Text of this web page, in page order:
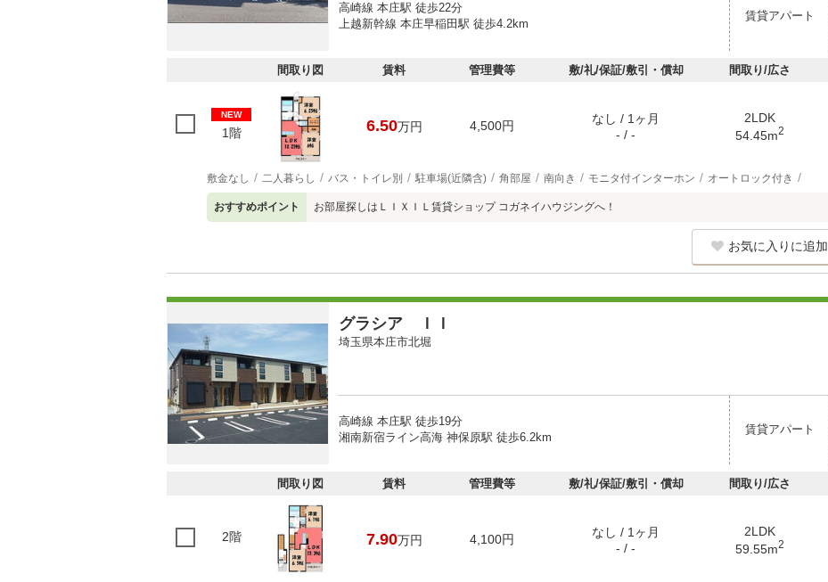
高崎線 本庄駅 徒歩22分
上越新幹線 本庄早稲田駅 徒歩4.2km
賃貸アパート
間取り図 賃料 管理費等 敷/礼/保証/敷引・償却 間取り/広さ
NEW
1階 6.50万円 4,500円
なし / 1ヶ月
- / -
2LDK
54.45m2
敷金なし 二人暮らし バス・トイレ別 駐車場(近隣含) 角部屋 南向き モニタ付インターホン オートロック付き
おすすめポイント お部屋探しはＬＩＸＩＬ賃貸ショップ コガネイハウジングへ！
お気に入りに追加
グラシア ＩＩ
埼玉県本庄市北堀
高崎線 本庄駅 徒歩19分
湘南新宿ライン高海 神保原駅 徒歩6.2km
賃貸アパート
間取り図 賃料 管理費等 敷/礼/保証/敷引・償却 間取り/広さ
2階 7.90万円 4,100円
なし / 1ヶ月
- / -
2LDK
59.55m2